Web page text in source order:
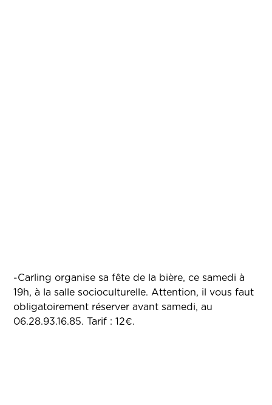
-Carling organise sa fête de la bière, ce samedi à
19h, à la salle socioculturelle. Attention, il vous faut
obligatoirement réserver avant samedi, au
06.28.93.16.85. Tarif : 12€.